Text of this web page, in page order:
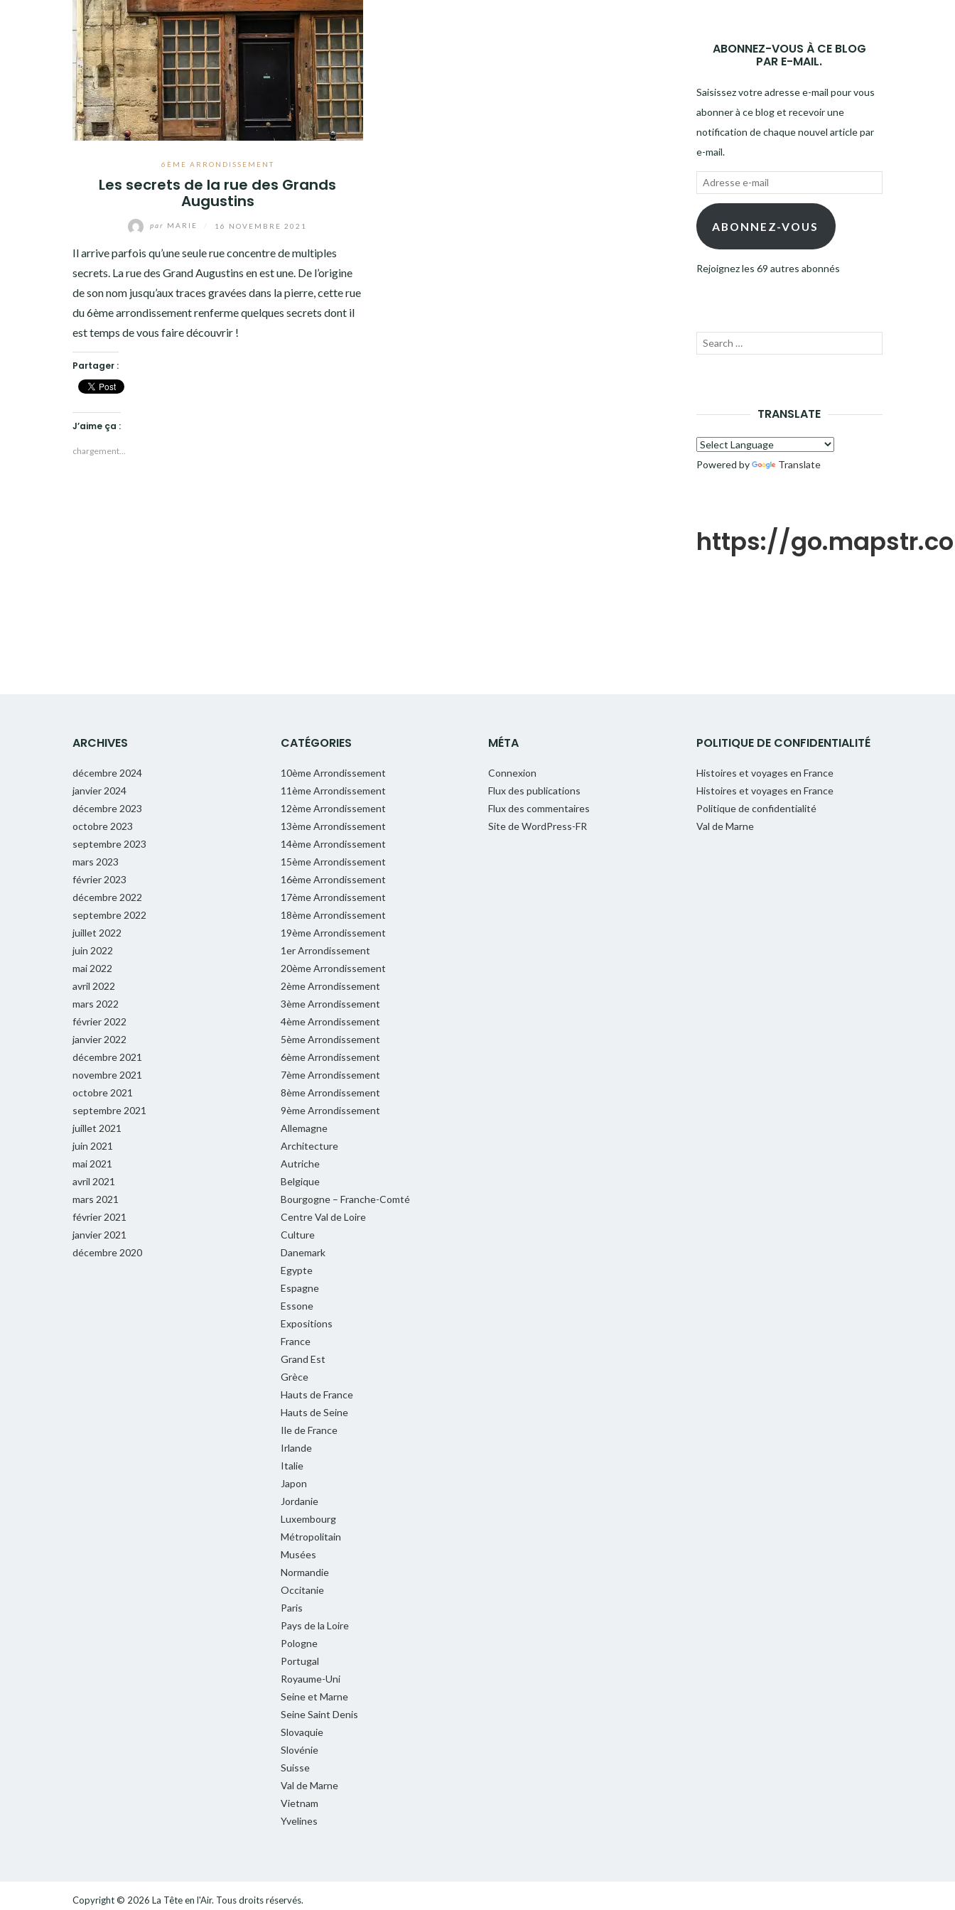
6ÈME ARRONDISSEMENT
Les secrets de la rue des Grands
Augustins
par MARIE 16 NOVEMBRE 2021
Il arrive parfois qu’une seule rue concentre de multiples
secrets. La rue des Grand Augustins en est une. De l’origine
de son nom jusqu’aux traces gravées dans la pierre, cette rue
du 6ème arrondissement renferme quelques secrets dont il
est temps de vous faire découvrir !
Partager :
J’aime ça :
chargement…
ABONNEZ-VOUS À CE BLOG
PAR E-MAIL.
Saisissez votre adresse e-mail pour vous
abonner à ce blog et recevoir une
notification de chaque nouvel article par
e-mail.
Adresse
mail ABONNEZ-VOUS
Rejoignez les 69 autres abonnés
Recherche
TRANSLATE
Powered by Translate
https://
ARCHIVES
décembre 2024
janvier 2024
décembre 2023
octobre 2023
septembre 2023
mars 2023
février 2023
décembre 2022
septembre 2022
juillet 2022
juin 2022
mai 2022
avril 2022
mars 2022
février 2022
janvier 2022
décembre 2021
novembre 2021
octobre 2021
septembre 2021
juillet 2021
juin 2021
mai 2021
avril 2021
mars 2021
février 2021
janvier 2021
décembre 2020
CATÉGORIES
10ème Arrondissement
11ème Arrondissement
12ème Arrondissement
13ème Arrondissement
14ème Arrondissement
15ème Arrondissement
16ème Arrondissement
17ème Arrondissement
18ème Arrondissement
19ème Arrondissement
1er Arrondissement
20ème Arrondissement
2ème Arrondissement
3ème Arrondissement
4ème Arrondissement
5ème Arrondissement
6ème Arrondissement
7ème Arrondissement
8ème Arrondissement
9ème Arrondissement
Allemagne
Architecture
Autriche
Belgique
Bourgogne – Franche-Comté
Centre Val de Loire
Culture
Danemark
Egypte
Espagne
Essone
Expositions
France
Grand Est
Grèce
Hauts de France
Hauts de Seine
Ile de France
Irlande
Italie
Japon
Jordanie
Luxembourg
Métropolitain
Musées
Normandie
Occitanie
Paris
Pays de la Loire
Pologne
Portugal
Royaume-Uni
Seine et Marne
Seine Saint Denis
Slovaquie
Slovénie
Suisse
Val de Marne
Vietnam
Yvelines
MÉTA
Connexion
Flux des publications
Flux des commentaires
Site de WordPress-FR
POLITIQUE DE CONFIDENTIALITÉ
Histoires et voyages en France
Histoires et voyages en France
Politique de confidentialité
Val de Marne
Copyright © 2026 La Tête en l'Air. Tous droits réservés.